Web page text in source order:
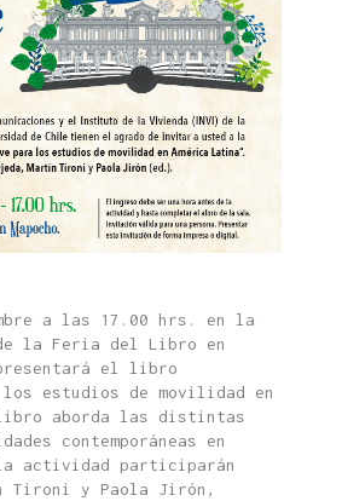
a las 17.00 hrs. en la
la Feria del Libro en
presentará el libro
los estudios de movilidad en
aborda las distintas
contemporáneas en
actividad participarán
Tironi y Paola Jirón,